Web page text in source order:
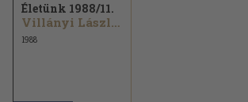
Életünk 1988/11.
Villányi László...
1988